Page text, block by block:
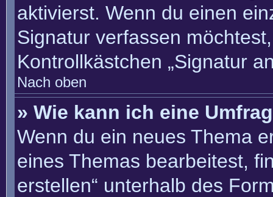
aktivierst. Wenn du einen
Signatur verfassen
Kontrollkästchen „Signatur
Nach oben
» Wie kann ich eine
Wenn du ein neues Thema
eines Themas bearbeitest,
erstellen“ unterhalb des